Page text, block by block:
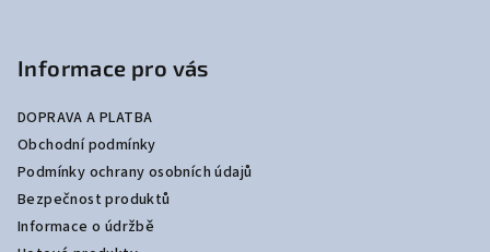
Informace pro vás
DOPRAVA A PLATBA
Obchodní podmínky
Podmínky ochrany osobních údajů
Bezpečnost produktů
Informace o údržbě